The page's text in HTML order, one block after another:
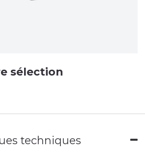
sélection
techniques